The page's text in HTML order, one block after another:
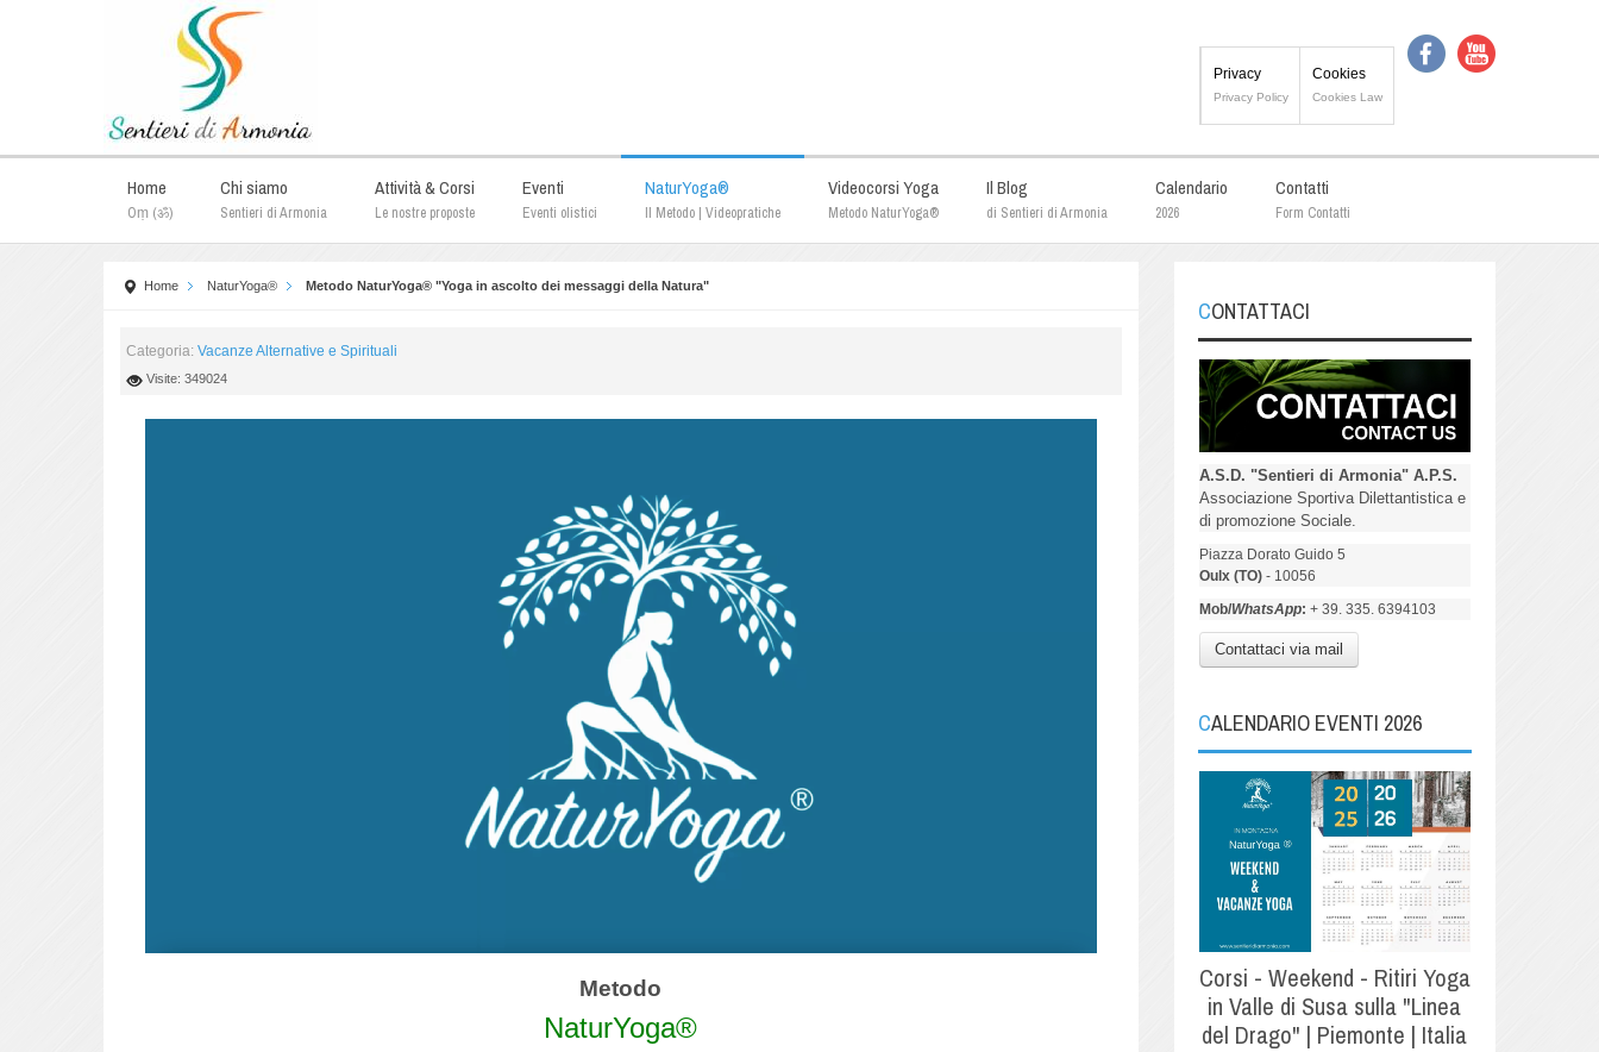
Privacy
Privacy Policy
Cookies
Cookies Law
Home
Oṃ (ॐ)
Chi siamo
Sentieri di Armonia
Attività & Corsi
Le nostre proposte
Eventi
Eventi olistici
NaturYoga®
Il Metodo | Videopratiche
Videocorsi Yoga
Metodo NaturYoga®
Il Blog
di Sentieri di Armonia
Calendario
2026
Contatti
Form Contatti
Home NaturYoga® Metodo NaturYoga® "Yoga in ascolto dei messaggi della Natura"
Categoria:Vacanze Alternative e Spirituali
Visite: 349024
Metodo
NaturYoga®
CONTATTACI
A.S.D. "Sentieri di Armonia" A.P.S.
Associazione Sportiva Dilettantistica e
di promozione Sociale.
Piazza Dorato Guido 5
Oulx (TO)- 10056
Mob/WhatsApp: + 39. 335. 6394103
Contattaci via mail
CALENDARIO EVENTI 2026
Corsi - Weekend - Ritiri Yoga
in Valle di Susa sulla "Linea
del Drago" | Piemonte | Italia